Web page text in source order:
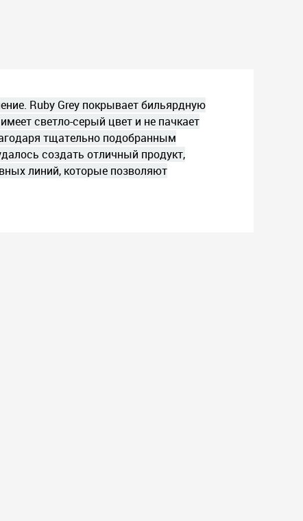
Ruby Grey покрывает бильярдную
светло-серый цвет и не пачкает
тщательно подобранным
создать отличный продукт,
линий, которые позволяют